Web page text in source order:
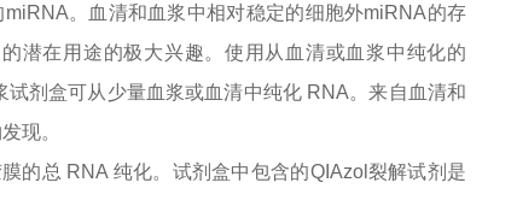
。血清和血浆中相对稳定的细胞外miRNA的存
潜在用途的极大兴趣。使用从血清或血浆中纯化的
剂盒可从少量血浆或血清中纯化 RNA。来自血清和
现。
的总 RNA 纯化。试剂盒中包含的QIAzol裂解试剂是